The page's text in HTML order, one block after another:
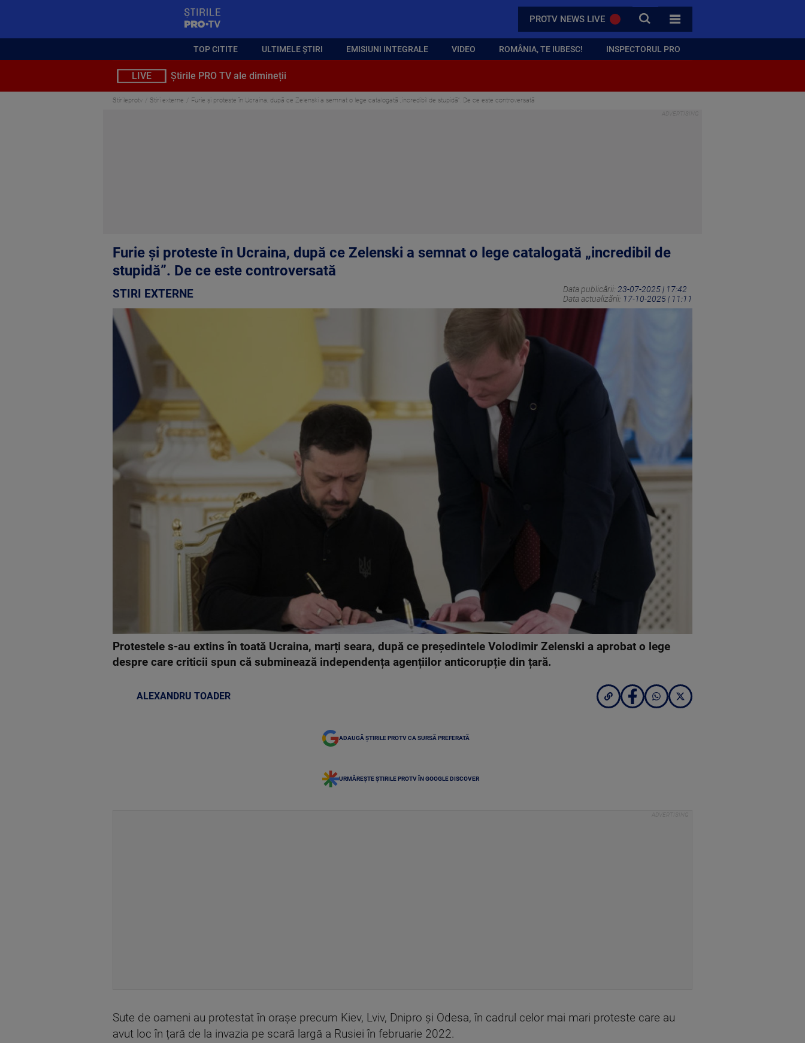
PROTV NEWS LIVE CAUTA
TOATE CATEGORIILE
TOP CITITE ULTIMELE ȘTIRI EMISIUNI INTEGRALE VIDEO ROMÂNIA, TE IUBESC! INSPECTORUL PRO
LIVE Știrile PRO TV ale dimineții
Stirileprotv Stiri externe Furie și proteste în Ucraina, după ce Zelenski a semnat o lege catalogată „incredibil de stupidă”. De ce este controversată
Furie și proteste în Ucraina, după ce Zelenski a semnat o lege catalogată „incredibil de
stupidă”. De ce este controversată
STIRI EXTERNE Data publicării: 23-07-2025 | 17:42
Data actualizării: 17-10-2025 | 11:11
Protestele s-au extins în toată Ucraina, marți seara, după ce președintele Volodimir Zelenski a aprobat o lege
despre care criticii spun că subminează independența agențiilor anticorupție din țară.
ALEXANDRU TOADER
ADAUGĂ ȘTIRILE PROTV CA SURSĂ PREFERATĂ
URMĂREȘTE ȘTIRILE PROTV ÎN GOOGLE DISCOVER
Sute de oameni au protestat în orașe precum Kiev, Lviv, Dnipro și Odesa, în cadrul celor mai mari proteste care au
avut loc în țară de la invazia pe scară largă a Rusiei în februarie 2022.